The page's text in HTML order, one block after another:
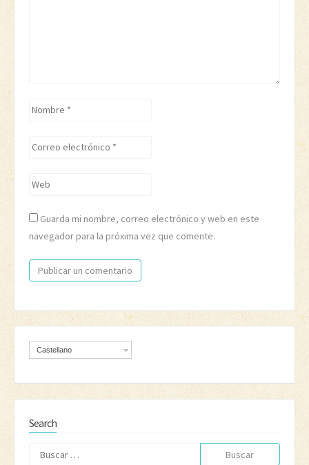
Nombre
Correo
Web
Guarda mi nombre, correo electrónico y web en este
navegador para la próxima vez que comente.
Castellano
Search
Buscar: